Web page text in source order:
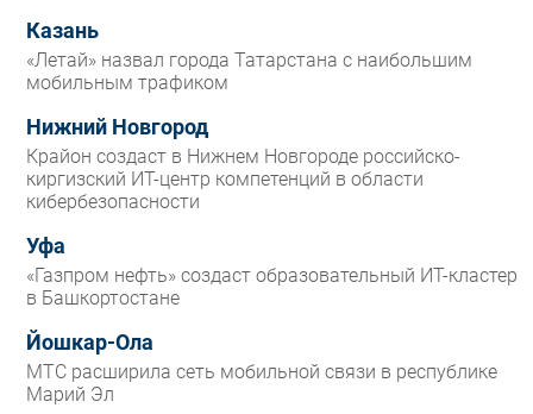
Казань
«Летай» назвал города Татарстана с наибольшим
мобильным трафиком
Нижний Новгород
Крайон создаст в Нижнем Новгороде российско-
киргизский ИТ-центр компетенций в области
кибербезопасности
Уфа
«Газпром нефть» создаст образовательный ИТ-кластер
в Башкортостане
Йошкар-Ола
МТС расширила сеть мобильной связи в республике
Марий Эл